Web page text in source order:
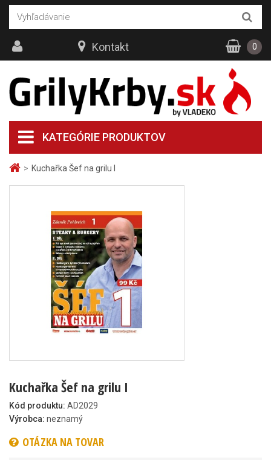
> Kuchařka Šef na grilu I
Kuchařka Šef na grilu I
Kód produktu: AD2029
Výrobca: neznamý
OTÁZKA NA TOVAR
KATEGÓRIE PRODUKTOV
Kontakt 0